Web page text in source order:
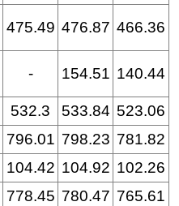
475.49 476.87 466.36
- 154.51 140.44
532.3 533.84 523.06
796.01 798.23 781.82
104.42 104.92 102.26
778.45 780.47 765.61